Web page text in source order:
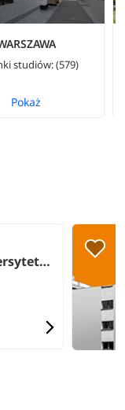
studiów: (579)
Pokaż